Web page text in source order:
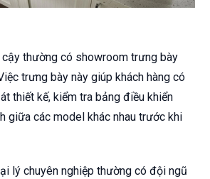
thường có showroom trưng bày
trưng bày này giúp khách hàng có
thiết kế, kiểm tra bảng điều khiển
giữa các model khác nhau trước khi
lý chuyên nghiệp thường có đội ngũ